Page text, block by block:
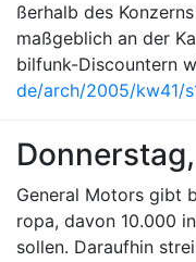
ßerhalb des
maßgeblich an der
bilfunk-Discountern
de/arch/2005/kw41/
General Motors gibt
ropa, davon 10.000
sollen. Daraufhin